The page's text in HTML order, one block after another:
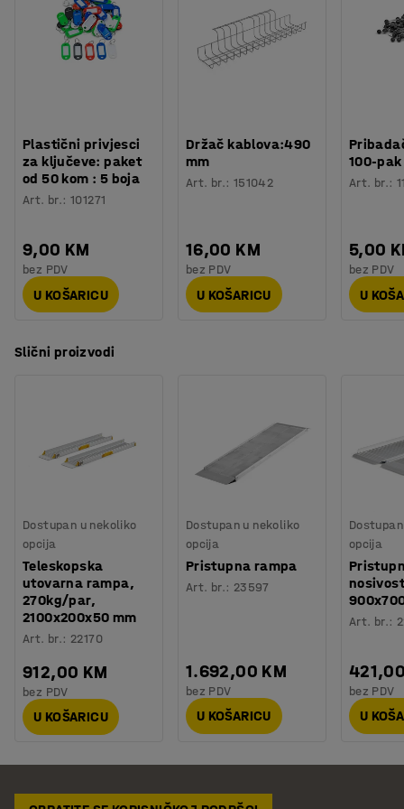
Plastični privjesci
za ključeve: paket
od 50 kom : 5 boja
Art. br.:101271
9,00 KM
bez PDV
U KOŠARICU
Držač kablova:490
mm
Art. br.: 151042
16,00 KM
bez PDV
U KOŠARICU
100-pak
Art. br.:
5,00
bez PDV
U
Slični proizvodi
Dostupan u nekoliko
opcija
Teleskopska
utovarna rampa,
270kg/par,
2100x200x50 mm
Art. br.: 22170
912,00 KM
bez PDV
U KOŠARICU
Dostupan u nekoliko
opcija
Pristupna rampa
Art. br.: 23597
1.692,00 KM
bez PDV
U KOŠARICU
opcija
Art. br.:
bez PDV
U